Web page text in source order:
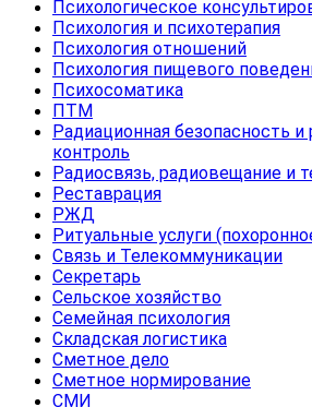
Психологическое
Психология и психотерапия
Психология отношений
Психология пищевого
Психосоматика
ПТМ
Радиационная безопасность
контроль
Радиосвязь, радиовещание и
Реставрация
РЖД
Ритуальные услуги
Связь и Телекоммуникации
Секретарь
Сельское хозяйство
Семейная психология
Складская логистика
Сметное дело
Сметное нормирование
СМИ